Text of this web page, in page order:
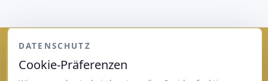
Interesse an einem
DATENSCHUTZ
Cookie-Präferenzen